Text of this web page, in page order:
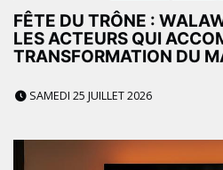
FÊTE DU TRÔNE :
LES ACTEURS QUI
TRANSFORMATION DU
SAMEDI 25 JUILLET 2026